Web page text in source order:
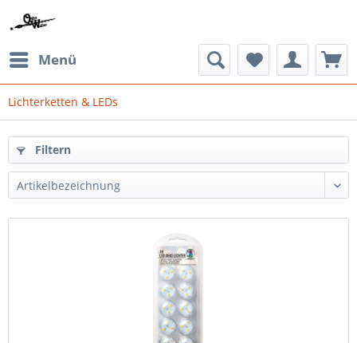
Menü
Lichterketten & LEDs
Filtern